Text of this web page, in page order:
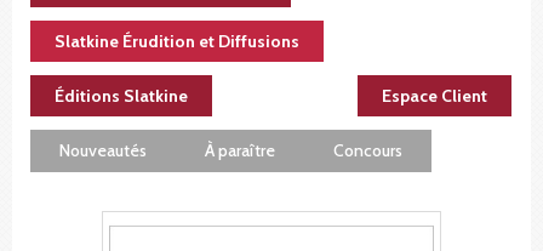
Slatkine Érudition et Diffusions
Éditions Slatkine Espace Client
Nouveautés À paraître Concours